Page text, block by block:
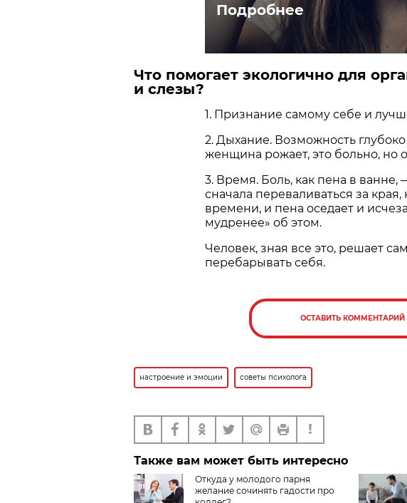
Подробнее
Что помогает экологично для
и слезы?
1. Признание самому себе и
2. Дыхание. Возможность
женщина рожает, это больно, но
3. Время. Боль, как пена в
сначала переваливаться за
времени, и пена оседает и
мудренее» об этом.
Человек, зная все это, решает
перебарывать себя.
ОСТАВИТЬ КОММЕНТАРИЙ
настроение и эмоции советы психолога
Также вам может быть интересно
Откуда у молодого парня
желание сочинять гадости про